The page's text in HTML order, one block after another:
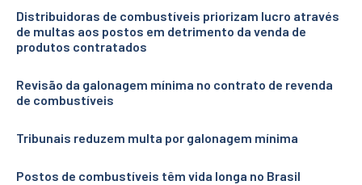
Distribuidoras de combustíveis priorizam lucro através
de multas aos postos em detrimento da venda de
produtos contratados
Revisão da galonagem mínima no contrato de revenda
de combustíveis
Tribunais reduzem multa por galonagem mínima
Postos de combustíveis têm vida longa no Brasil